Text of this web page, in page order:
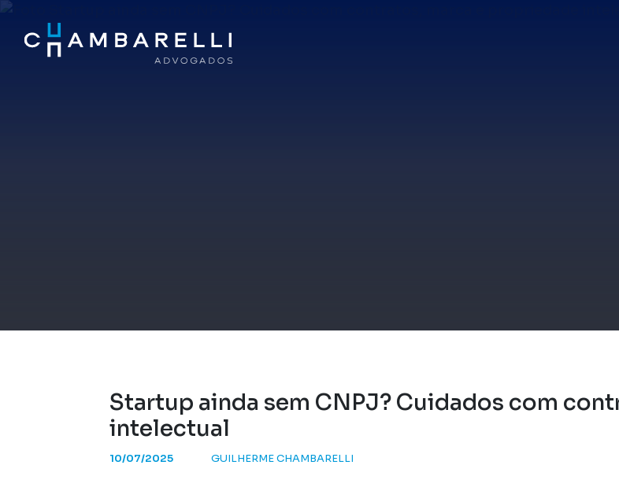
Startup ainda sem CNPJ? Cuidados com
intelectual
10/07/2025 GUILHERME CHAMBARELLI